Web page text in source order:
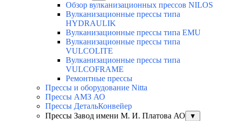
Обзор вулканизационных прессов NILOS
Вулканизационные прессы типа
HYDRAULIK
Вулканизационные прессы типа EMU
Вулканизационные прессы типа
VULCOLITE
Вулканизационные прессы типа
VULCOFRAME
Ремонтные прессы
Прессы и оборудование Nitta
Прессы АМЗ АО
Прессы ДетальКонвейер
Прессы Завод имени М. И. Платова АО
▼